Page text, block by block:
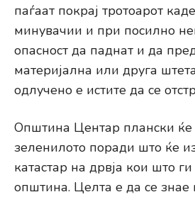
паѓаат покрај тротоарот
минувачии и при посилно
опасност да паднат и да
материјална или друга
одлучено е истите да се
Општина Центар плански ќе
зеленилото поради што ќе
катастар на дрвја кои што
општина. Целта е да се знае